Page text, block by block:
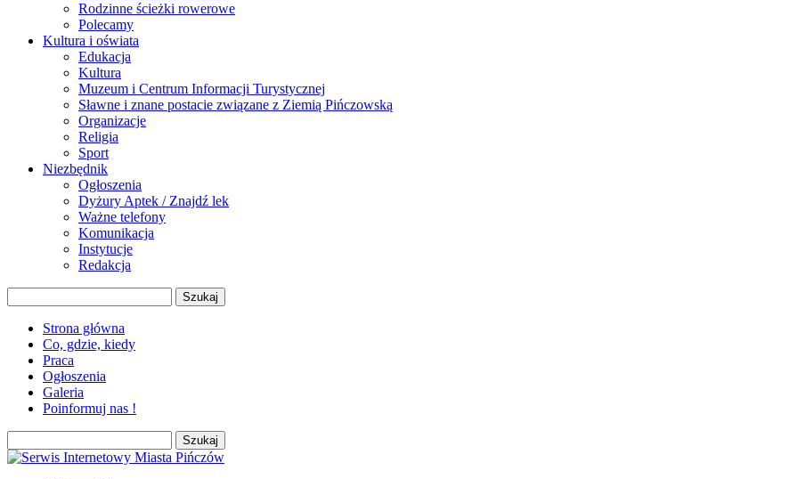
Rodzinne ścieżki rowerowe
Polecamy
Kultura i oświata
Edukacja
Kultura
Muzeum i Centrum Informacji Turystycznej
Sławne i znane postacie związane z Ziemią Pińczowską
Organizacje
Religia
Sport
Niezbędnik
Ogłoszenia
Dyżury Aptek / Znajdź lek
Ważne telefony
Komunikacja
Instytucje
Redakcja
Strona główna
Co, gdzie, kiedy
Praca
Ogłoszenia
Galeria
Poinformuj nas !